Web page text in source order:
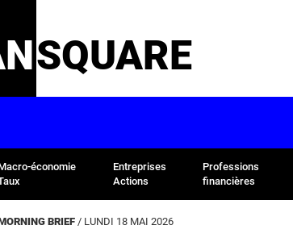
SQUARE
économie
Entreprises
Actions
Professions
financières
BRIEF/ LUNDI 18 MAI 2026